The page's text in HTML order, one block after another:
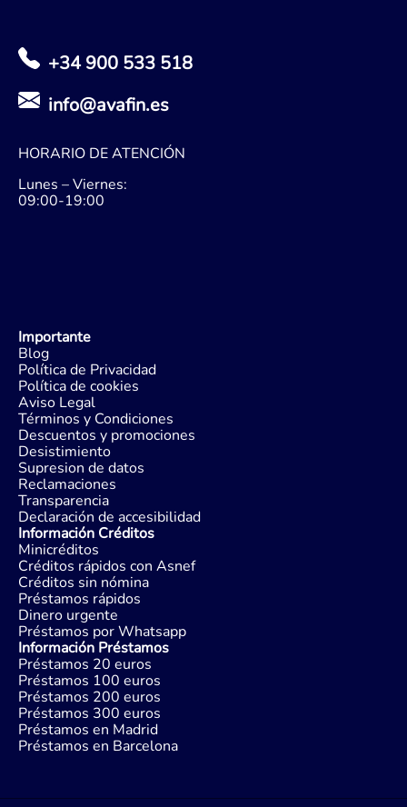
+34 900 533 518
info@avafin.es
HORARIO DE ATENCIÓN
Lunes – Viernes:
09:00-19:00
Importante
Blog
Política de Privacidad
Política de cookies
Aviso Legal
Términos y Condiciones
Descuentos y promociones
Desistimiento
Supresion de datos
Reclamaciones
Transparencia
Declaración de accesibilidad
Información Créditos
Minicréditos
Créditos rápidos con Asnef
Créditos sin nómina
Préstamos rápidos
Dinero urgente
Préstamos por Whatsapp
Información Préstamos
Préstamos 20 euros
Préstamos 100 euros
Préstamos 200 euros
Préstamos 300 euros
Préstamos en Madrid
Préstamos en Barcelona